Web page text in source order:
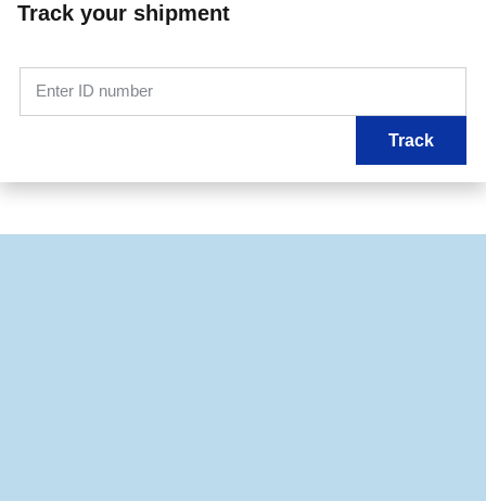
Track your shipment
Enter ID number
Track